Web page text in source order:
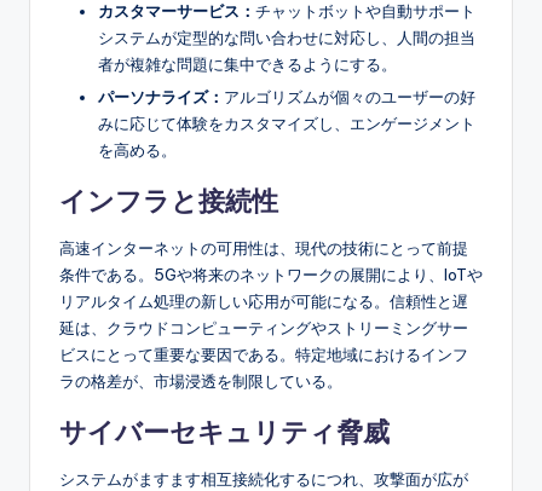
カスタマーサービス： チャットボットや自動サポート
システムが定型的な問い合わせに対応し、人間の担当
者が複雑な問題に集中できるようにする。
パーソナライズ： アルゴリズムが個々のユーザーの好
みに応じて体験をカスタマイズし、エンゲージメント
を高める。
インフラと接続性
高速インターネットの可用性は、現代の技術にとって前提
条件である。5Gや将来のネットワークの展開により、IoTや
リアルタイム処理の新しい応用が可能になる。信頼性と遅
延は、クラウドコンピューティングやストリーミングサー
ビスにとって重要な要因である。特定地域におけるインフ
ラの格差が、市場浸透を制限している。
サイバーセキュリティ脅威
システムがますます相互接続化するにつれ、攻撃面が広が